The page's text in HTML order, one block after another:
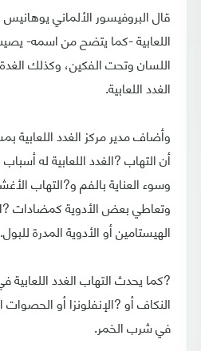
قال البروفيسور الألماني
اللعابية -كما يتضح من اسمه-
اللسان وتحت الفكين، وكذلك الغدة
الغدد اللعابية.
وأضاف مدير مركز الغدد اللعابية
أن التهاب ?الغدد اللعابية له
وسوء العناية بالفم و?التهاب
وتعاطي بعض الأدوية كمضادات
الهيستامين أو الأدوية المدرة للبول.
?كما يحدث التهاب الغدد
النكاف أو ?الإنفلونزا أو الحصوات
في شرب الخمر.